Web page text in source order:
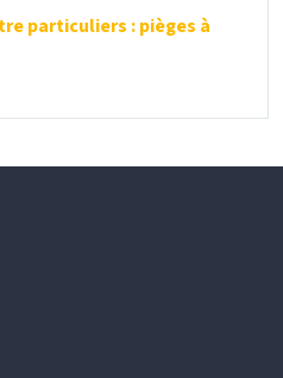
particuliers : pièges à